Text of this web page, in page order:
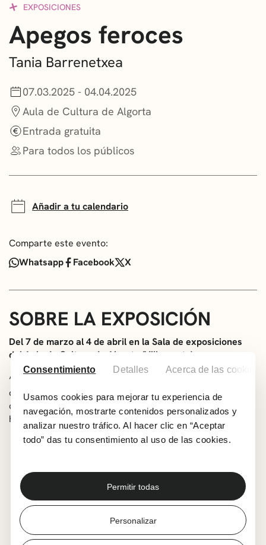
Consentimiento Detalles Acerca de las cookies
Usamos cookies para mejorar tu experiencia de
navegación, mostrarte contenidos personalizados y
analizar nuestro tráfico. Al hacer clic en “Aceptar
todo” das tu consentimiento al uso de las cookies.
Permitir todas
Personalizar
NOTICIAS
GETXO KULTURA
ASOCIACIONES CULTURALES
EXPOSICIONES
Apegos feroces
Tania Barrenetxea
07.03.2025 - 04.04.2025
Aula de Cultura de Algorta
Entrada gratuita
Para todos los públicos
Añadir a tu calendario
Comparte este evento:
Whatsapp
Facebook X
SOBRE LA EXPOSICIÓN
Del 7 de marzo al 4 de abril en la Sala de exposiciones
del Aula de Cultura de Algorta (Villamonte)
‘Apegos feroces’ es un viaje de descubrimiento a través
del cuerpo y la memoria. Una reflexión sobre cómo la
construcción de la identidad se ve atravesada por las
heridas personales y colectivas.
Charla con la artista: 22 de marzo, a las 11:00h.
las 11:00h.En el taller se trabajarán herramientas
para la transformación personal y la
autorrepresentación.Para inscribirse en el taller
habrá que escribir un email a la siguiente dirección
de correo electrónico antes del 26 de marzo:
getxoarte@getxo.eus